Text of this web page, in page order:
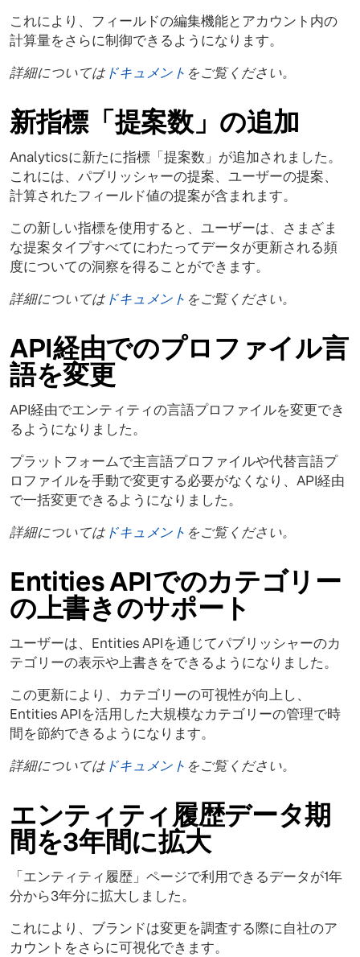
これにより、フィールドの編集機能とアカウント内の
計算量をさらに制御できるようになります。
詳細については ドキュメント をご覧ください。
新指標「提案数」の追加
Analyticsに新たに指標「提案数」が追加されました。
これには、パブリッシャーの提案、ユーザーの提案、
計算されたフィールド値の提案が含まれます。
この新しい指標を使用すると、ユーザーは、さまざま
な提案タイプすべてにわたってデータが更新される頻
度についての洞察を得ることができます。
詳細については ドキュメント をご覧ください。
API経由でのプロファイル言
語を変更
API経由でエンティティの言語プロファイルを変更でき
るようになりました。
プラットフォームで主言語プロファイルや代替言語プ
ロファイルを手動で変更する必要がなくなり、API経由
で一括変更できるようになりました。
詳細については ドキュメント をご覧ください。
Entities APIでのカテゴリー
の上書きのサポート
ユーザーは、Entities APIを通じてパブリッシャーのカ
テゴリーの表示や上書きをできるようになりました。
この更新により、カテゴリーの可視性が向上し、
Entities APIを活用した大規模なカテゴリーの管理で時
間を節約できるようになります。
詳細については ドキュメント をご覧ください。
エンティティ履歴データ期
間を3年間に拡大
「エンティティ履歴」ページで利用できるデータが1年
分から3年分に拡大しました。
これにより、ブランドは変更を調査する際に自社のア
カウントをさらに可視化できます。